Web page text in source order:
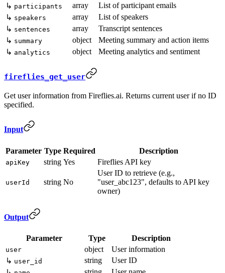
↳ participants array
List of participant emails
↳ speakers array
List of speakers
↳ sentences array
Transcript sentences
↳ summary object
Meeting summary and action items
↳ analytics object Meeting analytics and sentiment
fireflies_get_user
Get user information from Fireflies.ai. Returns current user if no ID
specified.
Input
Parameter Type Required Description
apiKey string Yes Fireflies API key
userId string No
User ID to retrieve (e.g.,
"user_abc123", defaults to API key
owner)
Output
Parameter Type Description
user object
User information
↳ user_id string
User ID